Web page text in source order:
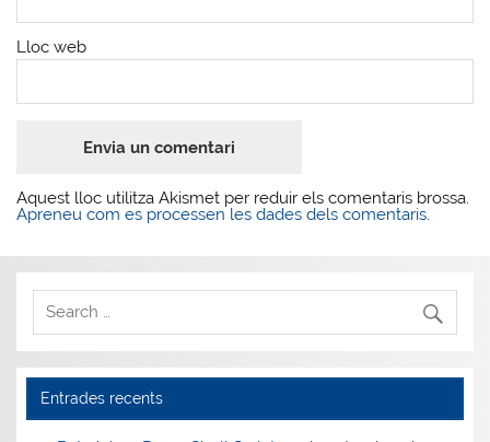
Lloc web
Aquest lloc utilitza Akismet per reduir els comentaris brossa.
Apreneu com es processen les dades dels comentaris.
Entrades recents